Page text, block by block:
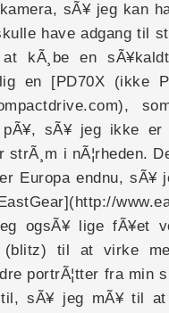
sÃ¥ jeg kan
have adgang til
kÃ¸be en
en [PD70X (ikke
pÃ¥, sÃ¥ jeg ikke er
strÃ¸m i nÃ¦rheden.
Europa endnu, sÃ¥
ogsÃ¥ lige fÃ¥et
(blitz) til at virke
portrÃ¦tter fra min
sÃ¥ jeg mÃ¥ til at